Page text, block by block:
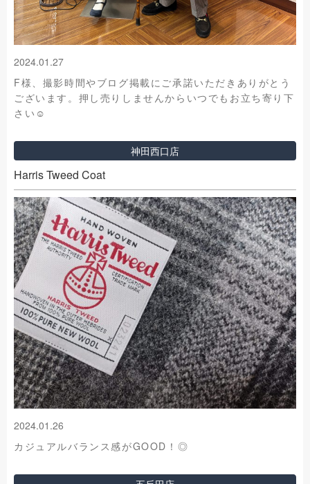
2024.01.27
F様、撮影時間やブログ掲載にご承諾いただきありがとう
ございます。押し売りしませんからいつでもお立ち寄り下
さい☺️
神田西口店
Harris Tweed Coat
2024.01.26
カジュアルバランス感がGOOD！◎